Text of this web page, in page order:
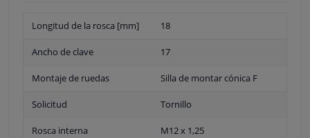
Longitud de la rosca [mm] 18
Ancho de clave 17
Montaje de ruedas Silla de montar cónica F
Solicitud Tornillo
Rosca interna M12 x 1,25